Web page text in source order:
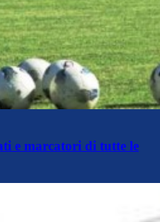
e marcatori di tutte le